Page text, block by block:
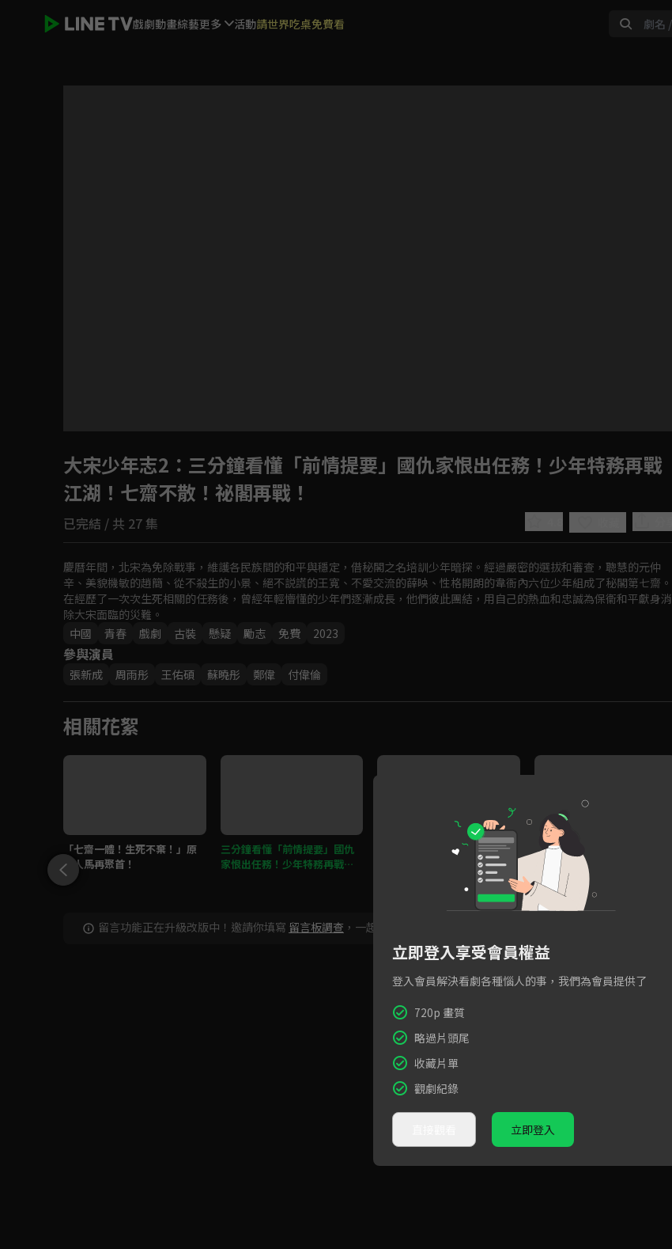
戲劇動畫綜藝更多 活動請世界吃桌免費看
大宋少年志2 ：三分鐘看懂「前情提要」國仇家恨出任務！少年特務再戰
江湖！七齋不散！祕閣再戰！
已完結 / 共 27 集
慶曆年間，北宋為免除戰事，維護各民族間的和平與穩定，借秘閣之名培訓少年暗探。經過嚴密的選拔和審查，聰慧的元仲
辛、美貌機敏的趙簡、從不殺生的小景、絕不説謊的王寬、不愛交流的薛映、性格開朗的韋衙內六位少年組成了秘閣第七齋。
在經歷了一次次生死相關的任務後，曾經年輕懵懂的少年們逐漸成長，他們彼此團結，用自己的熱血和忠誠為保衞和平獻身消
除大宋面臨的災難。
中國
青春 戲劇 古裝 懸疑 勵志 免費 2023
參與演員
張新成 周雨彤 王佑碩 蘇曉彤 鄭偉 付偉倫
相關花絮
「七齋一體！生死不棄！」原
班人馬再聚首！
三分鐘看懂「前情提要」國仇
家恨出任務！少年特務再戰江
預告：張新成x周雨彤x王佑碩
全新古裝！少年闖盪江湖熱血
預告：張新成x周雨彤x王佑碩
七齋再聚闖江湖！開播首更一
次看10集
留言功能正在升級改版中！邀請你填寫 留言板調查 ，一起共創新版留言功能！
立即登入享受會員權益
登入會員解決看劇各種惱人的事，我們為會員提供了
720p 畫質
略過片頭尾
收藏片單
觀劇紀錄
立即登入